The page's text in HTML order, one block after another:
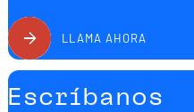
LLAMA AHORA
Escríbanos